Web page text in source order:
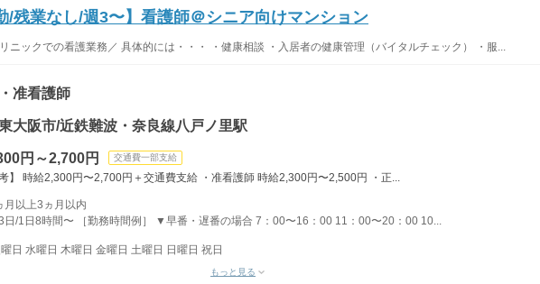
/残業なし/週3〜】看護師＠シニア向けマンション
ニックでの看護業務／ 具体的には・・・ ・健康相談 ・入居者の健康管理（バイタルチェック） ・服...
准看護師
大阪市/近鉄難波・奈良線八戸ノ里駅
円～2,700円 交通費一部支給
考】 時給2,300円〜2,700円＋交通費支給 ・准看護師 時給2,300円〜2,500円 ・正...
月以上3ヵ月以内
日/1日8時間〜 ［勤務時間例］ ▼早番・遅番の場合 7：00〜16：00 11：00〜20：00 10...
日 水曜日 木曜日 金曜日 土曜日 日曜日 祝日
もっと見る